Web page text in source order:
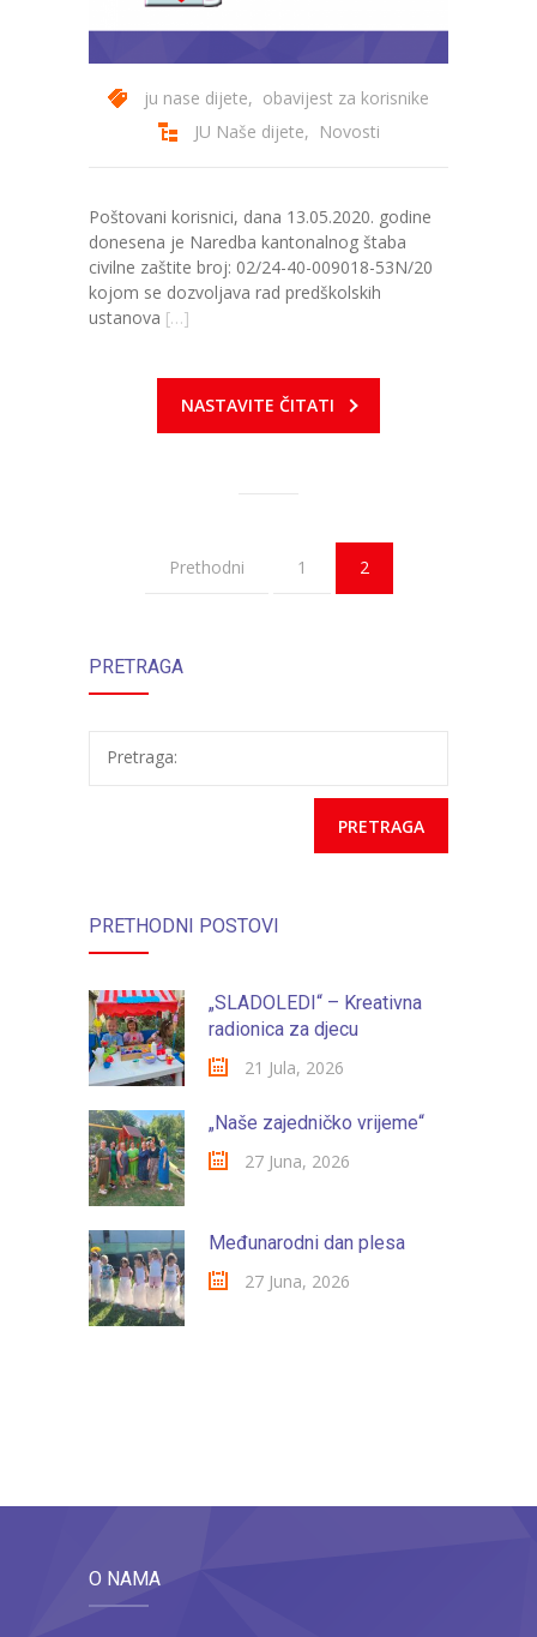
ju nase dijete, obavijest za korisnike
JU Naše dijete, Novosti
Poštovani korisnici, dana 13.05.2020. godine
donesena je Naredba kantonalnog štaba
civilne zaštite broj: 02/24-40-009018-53N/20
kojom se dozvoljava rad predškolskih
ustanova […]
NASTAVITE ČITATI
Prethodni 1 2
PRETRAGA
Pretraga:
PRETHODNI POSTOVI
„SLADOLEDI“ – Kreativna
radionica za djecu
21 Jula, 2026
„Naše zajedničko vrijeme“
27 Juna, 2026
Međunarodni dan plesa
27 Juna, 2026
O NAMA